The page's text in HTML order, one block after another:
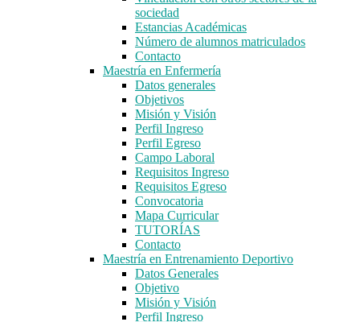
sociedad
Estancias Académicas
Número de alumnos matriculados
Contacto
Maestría en Enfermería
Datos generales
Objetivos
Misión y Visión
Perfil Ingreso
Perfil Egreso
Campo Laboral
Requisitos Ingreso
Requisitos Egreso
Convocatoria
Mapa Curricular
TUTORÍAS
Contacto
Maestría en Entrenamiento Deportivo
Datos Generales
Objetivo
Misión y Visión
Perfil Ingreso